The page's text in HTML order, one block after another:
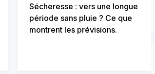
Sécheresse : vers une longue
période sans pluie ? Ce que
montrent les prévisions.